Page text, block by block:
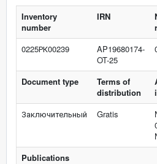
Inventory
number
IRN
0225РК00239
AP19680174-
OT-25
Document type
Terms of
distribution
Заключительный
Gratis
Publications